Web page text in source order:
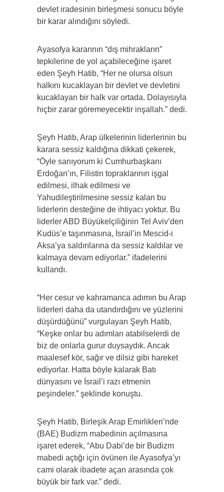
devlet iradesinin birleşmesi sonucu böyle
bir karar alındığını söyledi.
Ayasofya kararının “dış mihrakların”
tepkilerine de yol açabileceğine işaret
eden Şeyh Hatib, “Her ne olursa olsun
halkını kucaklayan bir devlet ve devletini
kucaklayan bir halk var ortada. Dolayısıyla
hiçbir zarar göremeyecektir inşallah.” dedi.
Şeyh Hatib, Arap ülkelerinin liderlerinin bu
karara sessiz kaldığına dikkati çekerek,
“Öyle sanıyorum ki Cumhurbaşkanı
Erdoğan’ın, Filistin topraklarının işgal
edilmesi, ilhak edilmesi ve
Yahudileştirilmesine sessiz kalan bu
liderlerin desteğine de ihtiyacı yoktur. Bu
liderler ABD Büyükelçiliğinin Tel Aviv’den
Kudüs’e taşınmasına, İsrail’in Mescid-i
Aksa’ya saldırılarına da sessiz kaldılar ve
kalmaya devam ediyorlar.” ifadelerini
kullandı.
“Her cesur ve kahramanca adımın bu Arap
liderleri daha da utandırdığını ve yüzlerini
düşürdüğünü” vurgulayan Şeyh Hatib,
“Keşke onlar bu adımları atabilselerdi de
biz de onlarla gurur duysaydık. Ancak
maalesef kör, sağır ve dilsiz gibi hareket
ediyorlar. Hatta böyle kalarak Batı
dünyasını ve İsrail’i razı etmenin
peşindeler.” şeklinde konuştu.
Şeyh Hatib, Birleşik Arap Emirlikleri’nde
(BAE) Budizm mabedinin açılmasına
işaret ederek, “Abu Dabi’de bir Budizm
mabedi açtığı için övünen ile Ayasofya’yı
cami olarak ibadete açan arasında çok
büyük bir fark var.” dedi.